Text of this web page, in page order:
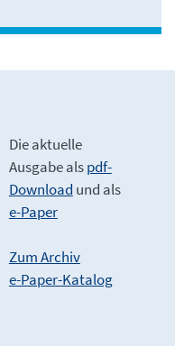
Die aktuelle
Ausgabe alspdf-
Download und als
e-Paper
Zum Archiv
e-Paper-Katalog